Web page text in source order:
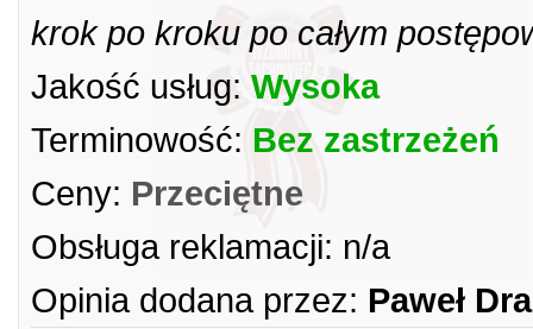
krok po kroku po całym
Jakość usług: Wysoka
Terminowość: Bez zastrzeżeń
Ceny: Przeciętne
Obsługa reklamacji: n/a
Opinia dodana przez: Paweł